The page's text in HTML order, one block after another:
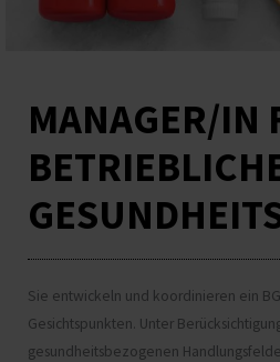
MANAGER/IN
Sie entwickeln und koordinieren ein
Gesichtspunkten. Unter
gesundheitsbezogenen